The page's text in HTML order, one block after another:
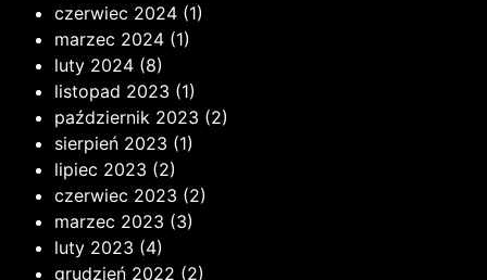
czerwiec 2024 (1)
marzec 2024 (1)
luty 2024 (8)
listopad 2023 (1)
październik 2023 (2)
sierpień 2023 (1)
lipiec 2023 (2)
czerwiec 2023 (2)
marzec 2023 (3)
luty 2023 (4)
grudzień 2022 (2)